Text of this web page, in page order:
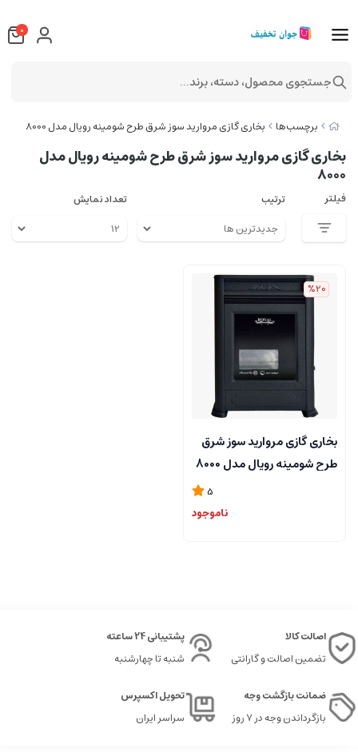
برچسب‌ها بخاری گازی مروارید سوز شرق طرح شومینه رویال مدل 8000
بخاری گازی مروارید سوز شرق طرح شومینه رویال مدل
8000
فیلتر ترتیب تعداد نمایش
%20
بخاری گازی مروارید سوز شرق
طرح شومینه رویال مدل 8000
5
ناموجود
اصالت کالا
تضمین اصالت و گارانتی
پشتیبانی 24 ساعته
شنبه تا چهارشنبه
ضمانت بازگشت وجه
بازگرداندن وجه در ۷ روز
تحویل اکسپرس
سراسر ایران
0
جستجوی محصول، دسته، برند...